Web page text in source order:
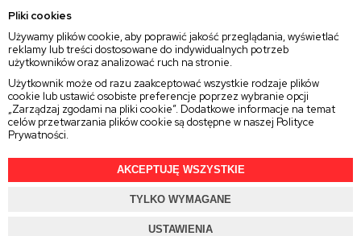
Pliki cookies
Używamy plików cookie, aby poprawić jakość przeglądania, wyświetlać
reklamy lub treści dostosowane do indywidualnych potrzeb
użytkowników oraz analizować ruch na stronie.
Użytkownik może od razu zaakceptować wszystkie rodzaje plików
cookie lub ustawić osobiste preferencje poprzez wybranie opcji
„Zarządzaj zgodami na pliki cookie”. Dodatkowe informacje na temat
celów przetwarzania plików cookie są dostępne w naszej Polityce
Prywatności.
AKCEPTUJĘ WSZYSTKIE
TYLKO WYMAGANE
USTAWIENIA
Instagram
Twitter
2025 © Wszelkie Prawa ZastrzeżoneRajsoczewek.pl